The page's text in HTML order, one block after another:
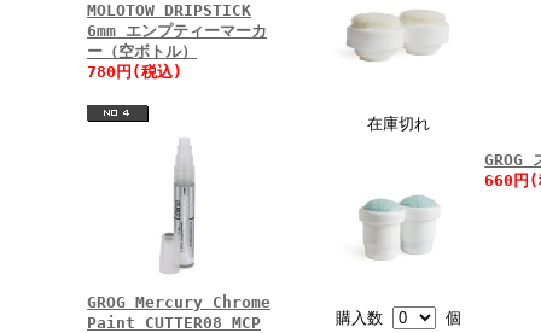
MOLOTOW DRIPSTICK
6mm エンプティーマーカ
ー（空ボトル）
780円(税込)
GROG Mercury Chrome
Paint CUTTER08 MCP
在庫切れ
購入数 個
660円